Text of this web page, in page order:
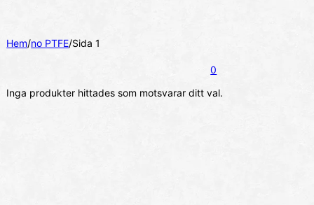
Hem/no PTFE/Sida 1
0
Inga produkter hittades som motsvarar ditt val.